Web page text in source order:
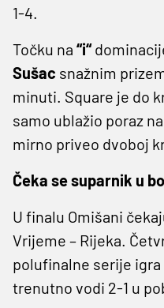
1-4.
Točku na “i“
Sušac snažnim
minuti. Square je do
samo ublažio poraz
mirno priveo dvoboj
Čeka se suparnik u
U finalu Omišani
Vrijeme – Rijeka.
polufinalne serije igra
trenutno vodi 2-1 u